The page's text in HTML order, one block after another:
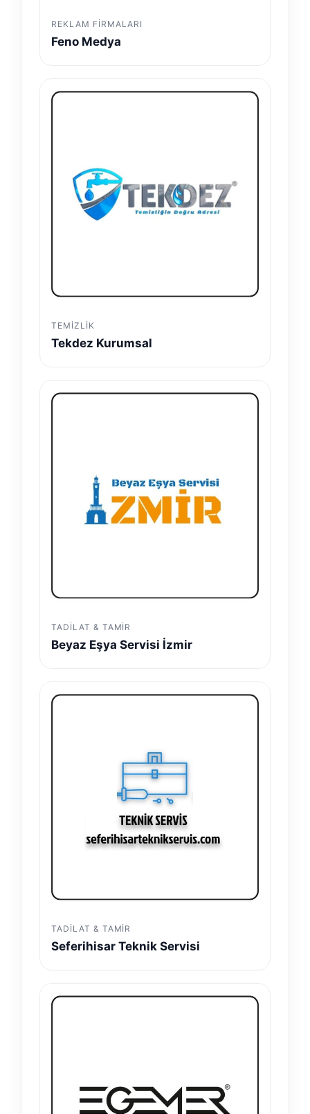
REKLAM FIRMALARI
Feno Medya
TEMIZLIK
Tekdez Kurumsal
TADILAT & TAMIR
Beyaz Eşya Servisi İzmir
TADILAT & TAMIR
Seferihisar Teknik Servisi